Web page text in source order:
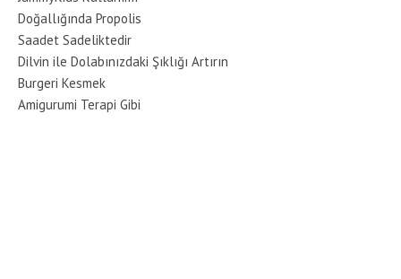
Doğallığında Propolis
Saadet Sadeliktedir
Dilvin ile Dolabınızdaki Şıklığı Artırın
Burgeri Kesmek
Amigurumi Terapi Gibi